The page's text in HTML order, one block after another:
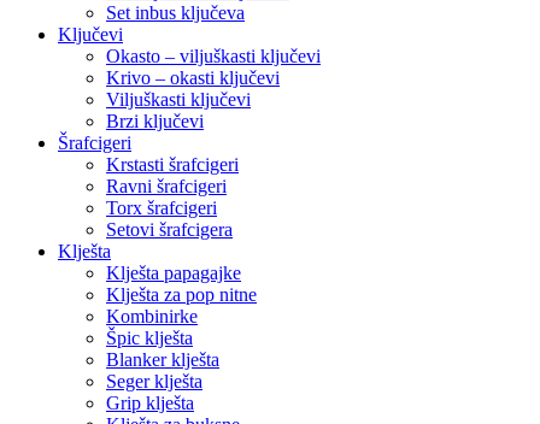
Set inbus ključeva
Ključevi
Okasto – viljuškasti ključevi
Krivo – okasti ključevi
Viljuškasti ključevi
Brzi ključevi
Šrafcigeri
Krstasti šrafcigeri
Ravni šrafcigeri
Torx šrafcigeri
Setovi šrafcigera
Klješta
Klješta papagajke
Klješta za pop nitne
Kombinirke
Špic klješta
Blanker klješta
Seger klješta
Grip klješta